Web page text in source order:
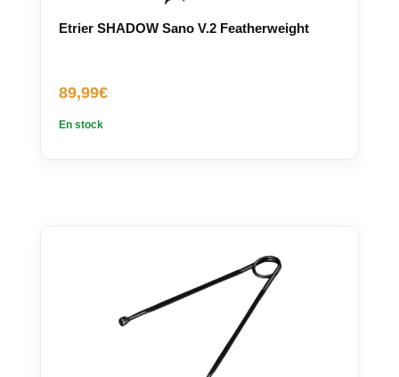
Etrier SHADOW Sano V.2 Featherweight
89,99€
En stock